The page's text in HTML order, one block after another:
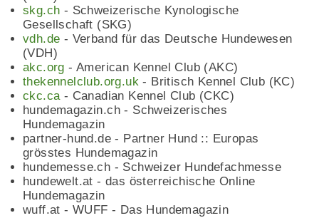
skg.ch - Schweizerische Kynologische
Gesellschaft (SKG)
vdh.de - Verband für das Deutsche Hundewesen
(VDH)
akc.org - American Kennel Club (AKC)
thekennelclub.org.uk - Britisch Kennel Club (KC)
ckc.ca- Canadian Kennel Club (CKC)
hundemagazin.ch - Schweizerisches
Hundemagazin
partner-hund.de - Partner Hund :: Europas
grösstes Hundemagazin
hundemesse.ch - Schweizer Hundefachmesse
hundewelt.at - das österreichische Online
Hundemagazin
wuff.at - WUFF - Das Hundemagazin